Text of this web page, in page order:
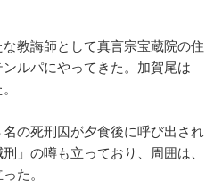
教誨師として真言宗宝蔵院の住
ルパにやってきた。加賀尾は
。
の死刑囚が夕食後に呼び出され
」の噂も立っており、周囲は、
った。